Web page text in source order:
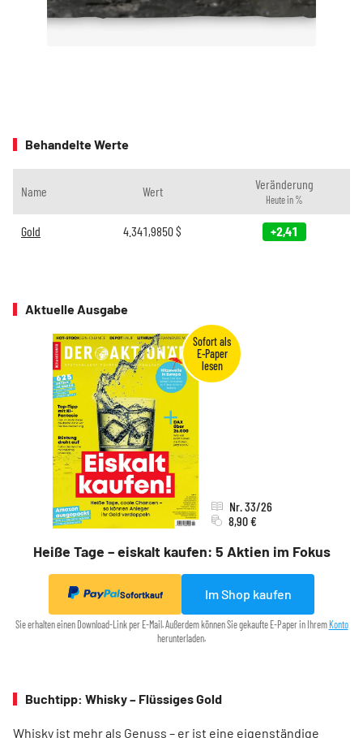
Behandelte Werte
Name Wert Veränderung
Heute in %
Gold 4.341,9850$ +2,41
Aktuelle Ausgabe
Heiße Tage – eiskalt kaufen: 5 Aktien im Fokus
Nr. 33/26
8,90 €
Sofortkauf Im Shop kaufen
Sie erhalten einen Download-Link per E-Mail. Außerdem können Sie gekaufte E-Paper in Ihrem Konto
herunterladen.
Buchtipp: Whisky – Flüssiges Gold
Whisky ist mehr als Genuss – er ist eine eigenständige